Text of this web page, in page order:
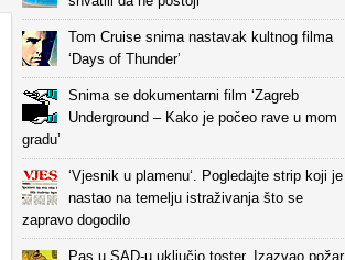
Tom Cruise snima nastavak kultnog filma
‘Days of Thunder’
Snima se dokumentarni film ‘Zagreb
Underground – Kako je počeo rave u mom
gradu’
‘Vjesnik u plamenu‘. Pogledajte strip koji je
nastao na temelju istraživanja što se
zapravo dogodilo
Pas u SAD-u uključio toster. Izazvao požar